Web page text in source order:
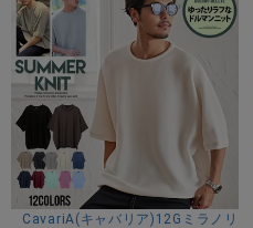
CavariA(キャバリア)12Gミラノリ